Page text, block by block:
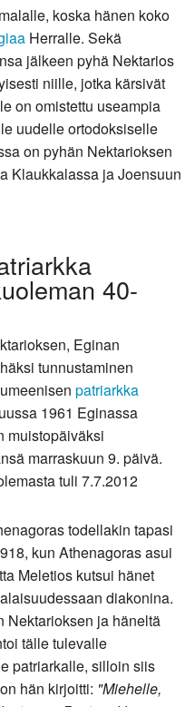
koska hänen koko
Herralle. Sekä
jälkeen pyhä Nektarios
niille, jotka kärsivät
on omistettu useampia
uudelle ortodoksiselle
on pyhän Nektarioksen
Klaukkalassa ja Joensuun
40-
Eginan
tunnustaminen
patriarkka
1961 Eginassa
muistopäiväksi
marraskuun 9. päivä.
tuli 7.7.2012
todellakin tapasi
kun Athenagoras asui
Meletios kutsui hänet
diakonina.
Nektarioksen ja häneltä
tälle tulevalle
patriarkalle, silloin siis
hän kirjoitti: "Miehelle,